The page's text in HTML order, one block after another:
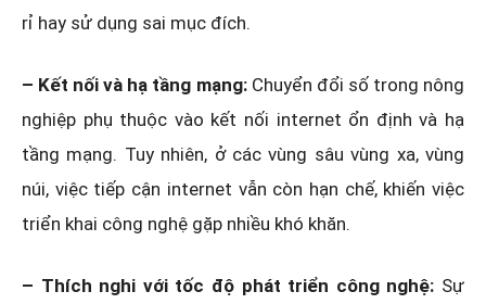
rỉ hay sử dụng sai mục đích.
– Kết nối và hạ tầng mạng:Chuyển đổi số trong nông
nghiệp phụ thuộc vào kết nối internet ổn định và hạ
tầng mạng. Tuy nhiên, ở các vùng sâu vùng xa, vùng
núi, việc tiếp cận internet vẫn còn hạn chế, khiến việc
triển khai công nghệ gặp nhiều khó khăn.
– Thích nghi với tốc độ phát triển công nghệ: Sự